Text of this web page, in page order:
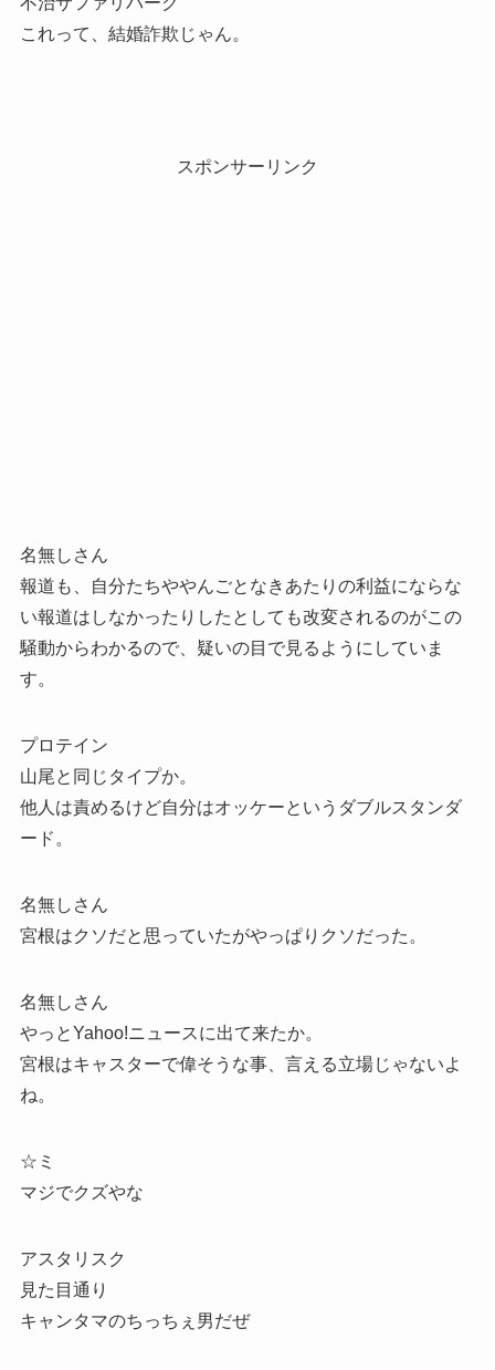
これって、結婚詐欺じゃん。
スポンサーリンク
名無しさん
報道も、自分たちややんごとなきあたりの利益にならな
い報道はしなかったりしたとしても改変されるのがこの
騒動からわかるので、疑いの目で見るようにしていま
す。
プロテイン
山尾と同じタイプか。
他人は責めるけど自分はオッケーというダブルスタンダ
ード。
名無しさん
宮根はクソだと思っていたがやっぱりクソだった。
名無しさん
やっとYahoo!ニュースに出て来たか。
宮根はキャスターで偉そうな事、言える立場じゃないよ
ね。
☆ミ
マジでクズやな
アスタリスク
見た目通り
キャンタマのちっちぇ男だぜ